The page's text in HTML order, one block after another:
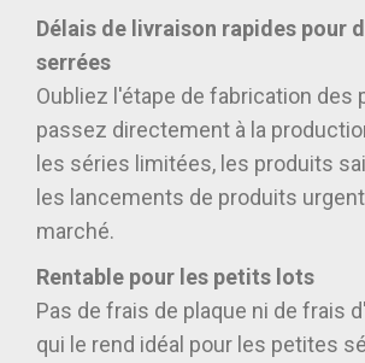
Délais de livraison rapides pour
serrées
Oubliez l'étape de fabrication des
passez directement à la
les séries limitées, les produits
les lancements de produits
marché.
Rentable pour les petits lots
Pas de frais de plaque ni de frais
qui le rend idéal pour les petites